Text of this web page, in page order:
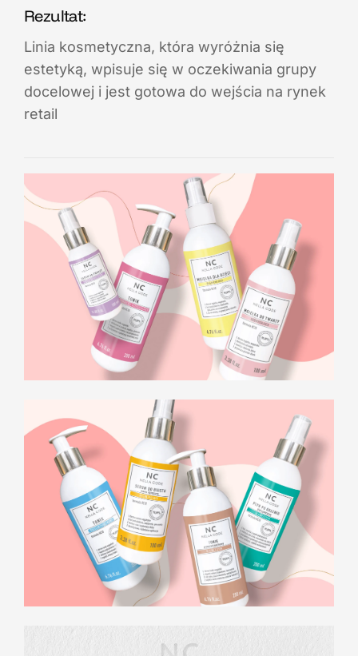
Rezultat:
Linia kosmetyczna, która wyróżnia się
estetyką, wpisuje się w oczekiwania grupy
docelowej i jest gotowa do wejścia na rynek
retail